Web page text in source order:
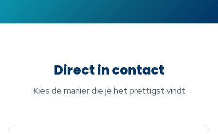
Direct in contact
Kies de manier die je het prettigst vindt